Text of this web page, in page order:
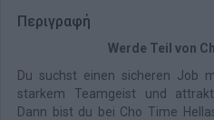
Περιγραφή
Werde Teil von
Du suchst einen sicheren Job
starkem Teamgeist und
Dann bist du bei Cho Time